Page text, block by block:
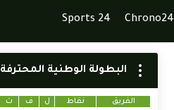
Chrono24
Sports 24
البطولة الوطنية المحترفة
الفريق نقاط ل ف ت